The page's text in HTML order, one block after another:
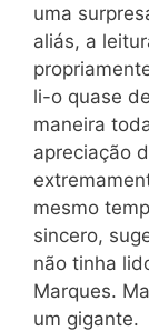
uma
aliás, a
li-o quase
maneira
apreciação
mesmo
sincero,
não tinha
Marques.
um gigante.